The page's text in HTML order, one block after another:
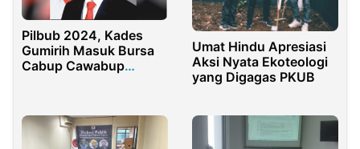
Pilbub 2024, Kades
Gumirih Masuk Bursa
Cabup Cawabup
Umat Hindu Apresiasi
Aksi Nyata Ekoteologi
yang Digagas PKUB